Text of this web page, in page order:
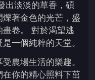
出淡淡的草香，碩
著金色的光芒，盛
卷。 對於渴望逃
一個純粹的天堂。
農場生活的樂趣。
你的精心照料下茁